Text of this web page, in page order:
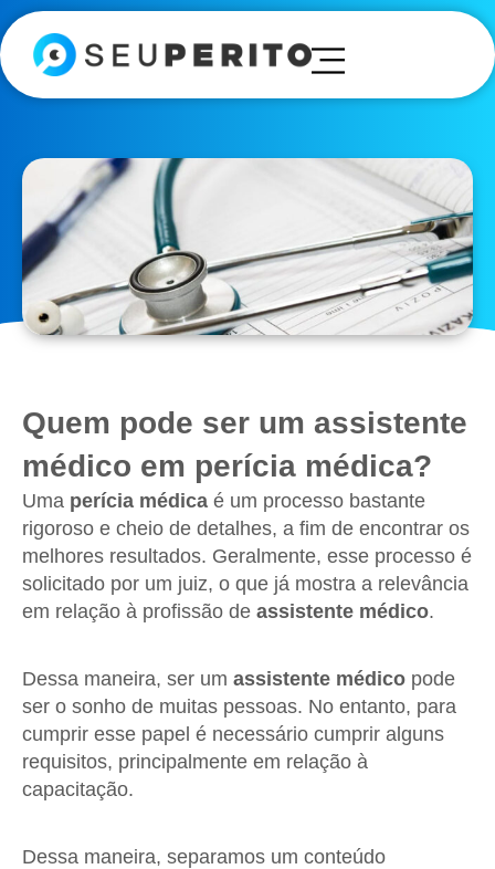
Quem pode ser um assistente
médico em perícia médica?
Uma perícia médica é um processo bastante
rigoroso e cheio de detalhes, a fim de encontrar os
melhores resultados. Geralmente, esse processo é
solicitado por um juiz, o que já mostra a relevância
em relação à profissão de assistente médico.
Dessa maneira, ser um assistente médico pode
ser o sonho de muitas pessoas. No entanto, para
cumprir esse papel é necessário cumprir alguns
requisitos, principalmente em relação à
capacitação.
Dessa maneira, separamos um conteúdo